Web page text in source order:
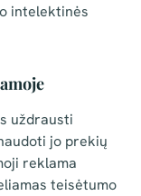
intelektinės
uždrausti
jo prekių
reklama
teisėtumo